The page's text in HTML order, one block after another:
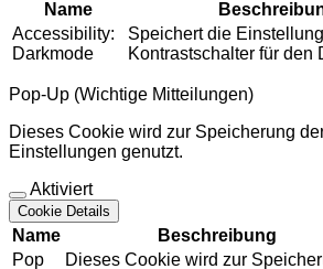
Name
Accessibility:
Darkmode
Speichert die
Kontrastschalter für den
Pop-Up (Wichtige Mitteilungen)
Dieses Cookie wird zur Speicherung
Einstellungen genutzt.
Aktiviert
Cookie Details
Name Beschreibung
Pop
Dieses Cookie wird zur